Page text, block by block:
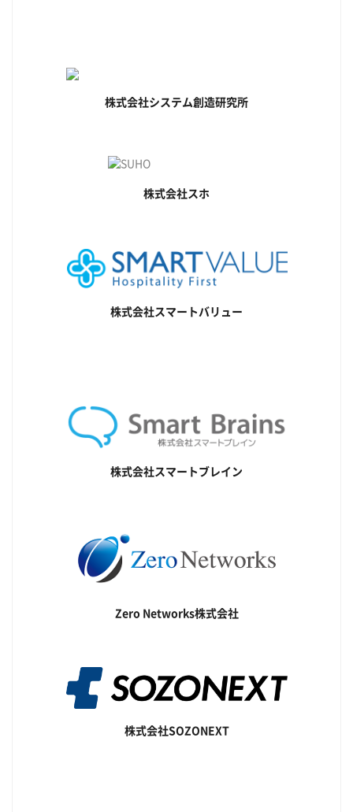
株式会社システム創造研究所
株式会社スホ
株式会社スマートバリュー
株式会社スマートブレイン
Zero Networks株式会社
株式会社SOZONEXT